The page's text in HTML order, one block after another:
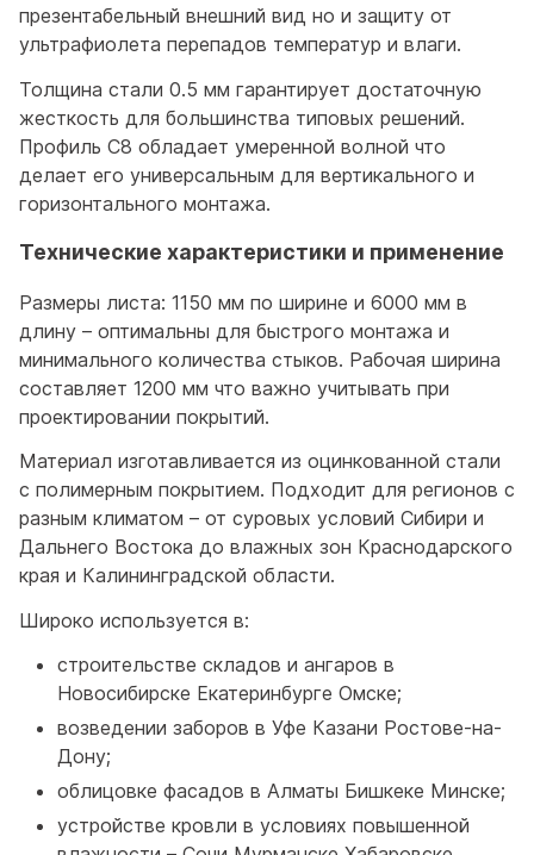
презентабельный внешний вид но и защиту от
ультрафиолета перепадов температур и влаги.
Толщина стали 0.5 мм гарантирует достаточную
жесткость для большинства типовых решений.
Профиль С8 обладает умеренной волной что
делает его универсальным для вертикального и
горизонтального монтажа.
Технические характеристики и применение
Размеры листа: 1150 мм по ширине и 6000 мм в
длину – оптимальны для быстрого монтажа и
минимального количества стыков. Рабочая ширина
составляет 1200 мм что важно учитывать при
проектировании покрытий.
Материал изготавливается из оцинкованной стали
с полимерным покрытием. Подходит для регионов с
разным климатом – от суровых условий Сибири и
Дальнего Востока до влажных зон Краснодарского
края и Калининградской области.
Широко используется в:
строительстве складов и ангаров в
Новосибирске Екатеринбурге Омске;
возведении заборов в Уфе Казани Ростове-на-
Дону;
облицовке фасадов в Алматы Бишкеке Минске;
устройстве кровли в условиях повышенной